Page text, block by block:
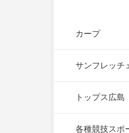
カープ
サンフレッチ
トップス広島
各種競技スポ